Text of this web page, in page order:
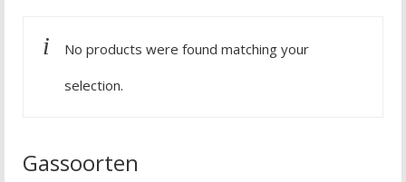
No products were found matching your
selection.
Gassoorten